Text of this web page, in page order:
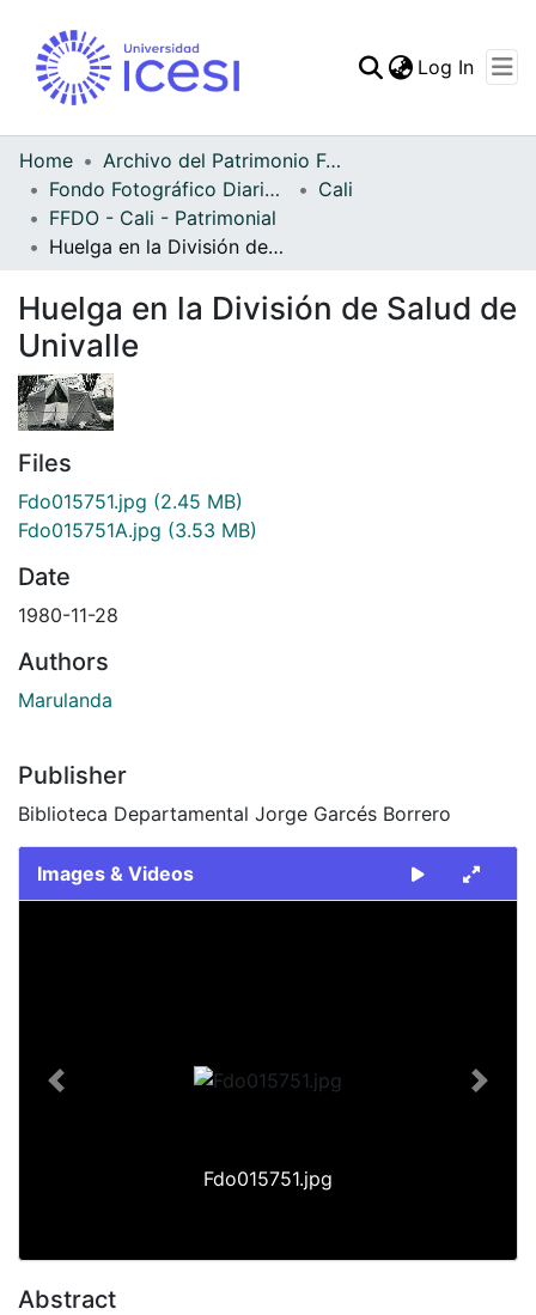
Statistics
Log In
Home
Archivo del Patrimonio Fotográfico y Fílmico del Valle del Cauca
Fondo Fotográfico Diario Occidente
Cali
FFDO - Cali - Patrimonial
Huelga en la División de Salud de Univalle
Huelga en la División de Salud de
Univalle
Files
Fdo015751.jpg (2.45 MB)
Fdo015751A.jpg (3.53 MB)
Date
1980-11-28
Authors
Marulanda
Publisher
Biblioteca Departamental Jorge Garcés Borrero
Images & Videos
Fdo015751.jpg
Previous Next
Abstract